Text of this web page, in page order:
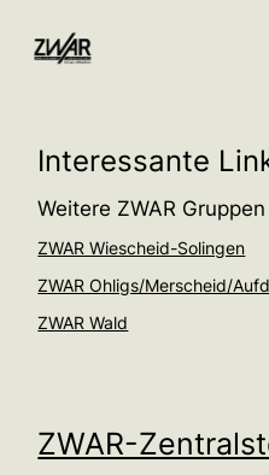
Interessante
Weitere ZWAR
ZWAR Wiescheid-Solingen
ZWAR Ohligs/Merscheid/
ZWAR Wald
ZWAR-